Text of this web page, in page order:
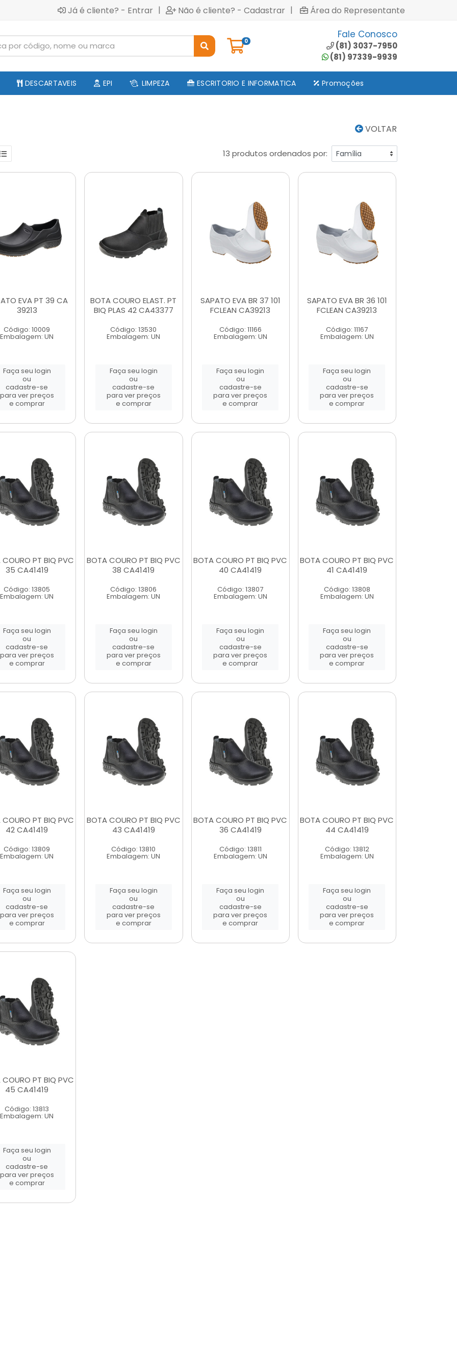
Já é cliente? - Entrar | Não é cliente? - Cadastrar | Área do Representante
0
Fale Conosco
(81) 3037-7950
(81) 97339-9939
DESCARTAVEIS EPI LIMPEZA ESCRITORIO E INFORMATICA Promoções
VOLTAR
13 produtos ordenados por:
EVA PT 39 CA
39213
Código: 10009
Embalagem: UN
Faça seu login
ou
cadastre-se
para ver preços
e comprar
BOTA COURO ELAST. PT
BIQ PLAS 42 CA43377
Código: 13530
Embalagem: UN
Faça seu login
ou
cadastre-se
para ver preços
e comprar
SAPATO EVA BR 37 101
FCLEAN CA39213
Código: 11166
Embalagem: UN
Faça seu login
ou
cadastre-se
para ver preços
e comprar
SAPATO EVA BR 36 101
FCLEAN CA39213
Código: 11167
Embalagem: UN
Faça seu login
ou
cadastre-se
para ver preços
e comprar
PT BIQ PVC
35 CA41419
Código: 13805
Embalagem: UN
Faça seu login
ou
cadastre-se
para ver preços
e comprar
BOTA COURO PT BIQ PVC
38 CA41419
Código: 13806
Embalagem: UN
Faça seu login
ou
cadastre-se
para ver preços
e comprar
BOTA COURO PT BIQ PVC
40 CA41419
Código: 13807
Embalagem: UN
Faça seu login
ou
cadastre-se
para ver preços
e comprar
BOTA COURO PT BIQ PVC
41 CA41419
Código: 13808
Embalagem: UN
Faça seu login
ou
cadastre-se
para ver preços
e comprar
PT BIQ PVC
42 CA41419
Código: 13809
Embalagem: UN
Faça seu login
ou
cadastre-se
para ver preços
e comprar
BOTA COURO PT BIQ PVC
43 CA41419
Código: 13810
Embalagem: UN
Faça seu login
ou
cadastre-se
para ver preços
e comprar
BOTA COURO PT BIQ PVC
36 CA41419
Código: 13811
Embalagem: UN
Faça seu login
ou
cadastre-se
para ver preços
e comprar
BOTA COURO PT BIQ PVC
44 CA41419
Código: 13812
Embalagem: UN
Faça seu login
ou
cadastre-se
para ver preços
e comprar
PT BIQ PVC
45 CA41419
Código: 13813
Embalagem: UN
Faça seu login
ou
cadastre-se
para ver preços
e comprar